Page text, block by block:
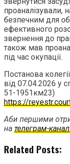
проаналізували,
безпечним для
ефективного
звернення до
також мав
під час окупації.
Постанова
від 07.04.2026 у
51-1951км23)
https://
Аби першими
на телеграм-
Related Posts: